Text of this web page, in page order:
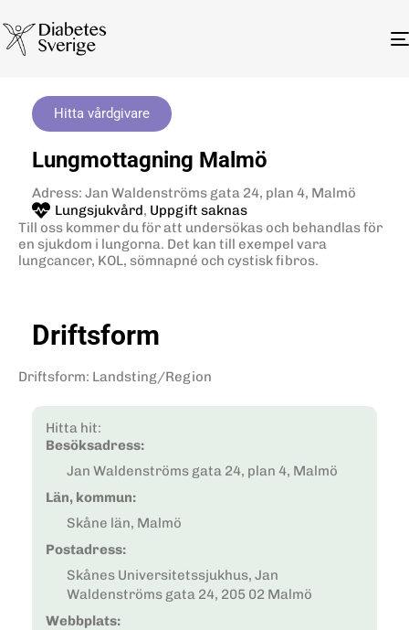
Hitta vårdgivare
Lungmottagning Malmö
Adress: Jan Waldenströms gata 24, plan 4, Malmö
Lungsjukvård, Uppgift saknas
Till oss kommer du för att undersökas och behandlas för
en sjukdom i lungorna. Det kan till exempel vara
lungcancer, KOL, sömnapné och cystisk fibros.
Driftsform
Driftsform: Landsting/Region
Hitta hit:
Besöksadress:
Jan Waldenströms gata 24, plan 4, Malmö
Län, kommun:
Skåne län, Malmö
Postadress:
Skånes Universitetssjukhus, Jan
Waldenströms gata 24, 205 02 Malmö
Webbplats: